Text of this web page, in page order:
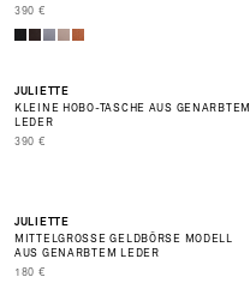
PRIX DE VENTE
390 €
JULIETTE
KLEINE HOBO-TASCHE AUS GENARBTEM
LEDER
PRIX DE VENTE
390 €
JULIETTE
MITTELGROSSE GELDBÖRSE MODELL
AUS GENARBTEM LEDER
PRIX DE VENTE
180 €